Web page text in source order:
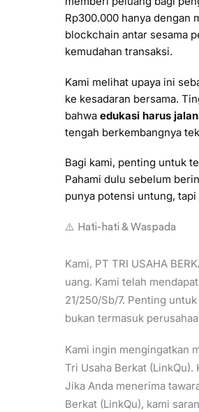
Rp300.000 hanya dengan
blockchain antar sesama
kemudahan transaksi.
Kami melihat upaya ini
ke kesadaran bersama.
bahwa edukasi harus
tengah berkembangnya
Bagi kami, penting untuk
Pahami dulu sebelum
punya potensi untung,
⚠️ Hati-hati & Waspada
Kami, PT TRI USAHA
uang. Kami telah
21/250/Sb/7. Penting
bukan termasuk
Kami ingin mengingatkan
Tri Usaha Berkat
Jika Anda menerima
Berkat (LinkQu), kami